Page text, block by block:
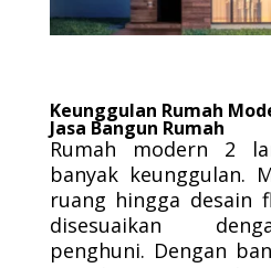
Keunggulan Rumah
Jasa Bangun Rumah
Rumah modern 2
banyak keunggulan.
ruang hingga desain
disesuaikan
penghuni. Dengan